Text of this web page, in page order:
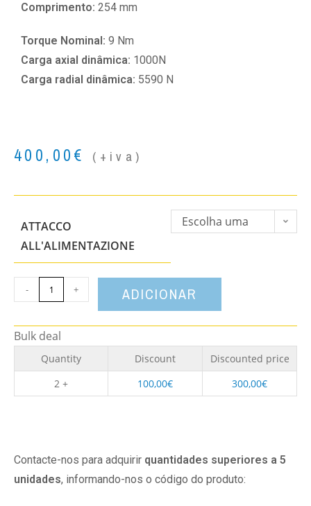
Comprimento: 254 mm
Torque Nominal: 9 Nm
Carga axial dinâmica: 1000N
Carga radial dinâmica: 5590 N
400,00€ (+iva)
ATTACCO
ALL'ALIMENTAZIONE
Escolha uma
- + ADICIONAR
Bulk deal
Quantity Discount
Discounted price
2 +
100,00€ 300,00€
Contacte-nos para adquirir quantidades superiores a 5
unidades, informando-nos o código do produto: